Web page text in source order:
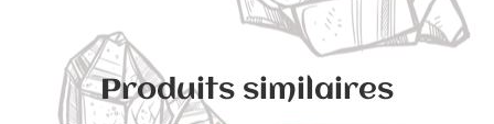
Produits similaires